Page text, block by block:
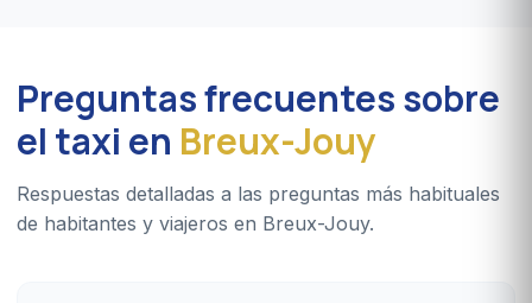
Preguntas frecuentes sobre
el taxi en Breux-Jouy
Respuestas detalladas a las preguntas más habituales
de habitantes y viajeros en Breux-Jouy.